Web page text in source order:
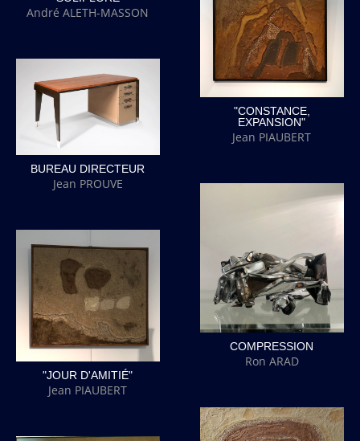
André ALETH-MASSON
"CONSTANCE,
EXPANSION"
Jean PIAUBERT
BUREAU DIRECTEUR
Jean PROUVE
COMPRESSION
Ron ARAD
"JOUR D'AMITIÉ"
Jean PIAUBERT